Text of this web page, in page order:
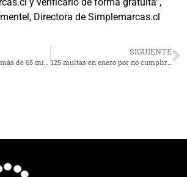
y verificarlo de forma gratuita”,
Directora de Simplemarcas.cl
SIGUIENTE
125 multas en enero por no cumplir con la normativa de protección a trabajadores de rayos UV